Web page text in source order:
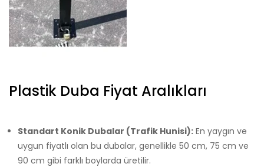
Plastik Duba Fiyat Aralıkları
Standart Konik Dubalar (Trafik Hunisi): En yaygın ve
uygun fiyatlı olan bu dubalar, genellikle 50 cm, 75 cm ve
90 cm gibi farklı boylarda üretilir.